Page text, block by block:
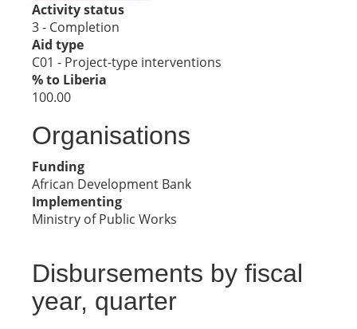
Activity status
3 - Completion
Aid type
C01 - Project-type interventions
% to Liberia
100.00
Organisations
Funding
African Development Bank
Implementing
Ministry of Public Works
Disbursements by fiscal
year, quarter